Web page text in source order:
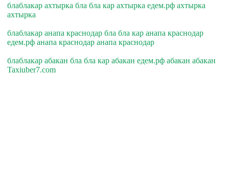
блаблакар ахтырка бла бла кар ахтырка едем.рф ахтырка
ахтырка
блаблакар анапа краснодар бла бла кар анапа краснодар
едем.рф анапа краснодар анапа краснодар
блаблакар абакан бла бла кар абакан едем.рф абакан абакан
Taxiuber7.com